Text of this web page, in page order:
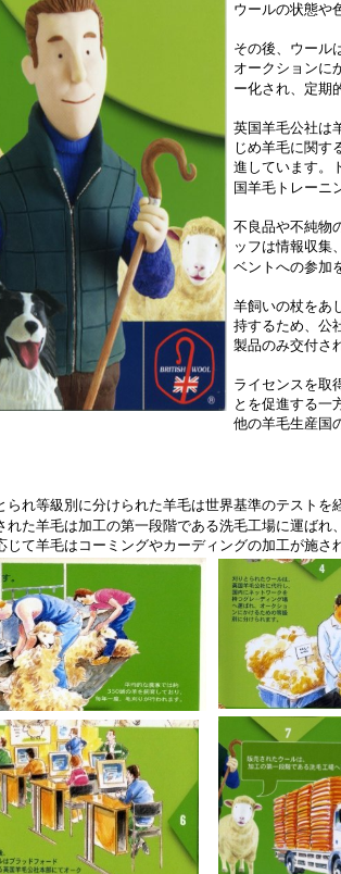
ウールの状態や
その後、ウール
オークションに
ー化され、定期
英国羊毛公社は
じめ羊毛に関す
進しています。
国羊毛トレーニ
不良品や不純物
ッフは情報収集
ベントへの参加
羊飼いの杖をあ
持するため、公
製品のみ交付さ
ライセンスを取
とを促進する一
他の羊毛生産国
られ等級別に分けられた羊毛は世界基準のテストを
れた羊毛は加工の第一段階である洗毛工場に運ば
じて羊毛はコーミングやカーディングの加工が施さ